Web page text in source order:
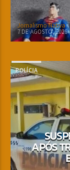
Jornalismo Nativa
7 DE AGOSTO, 2026
POLÍCIA
APÓS